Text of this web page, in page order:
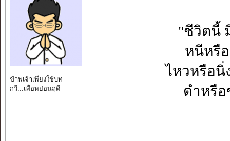
ข้าพเจ้าเพียงใช้บท
กวี...เพื่อหย่อนฤดี
"ชีวิต
หนีหรื
ไหวหรือ
ดำหรือ